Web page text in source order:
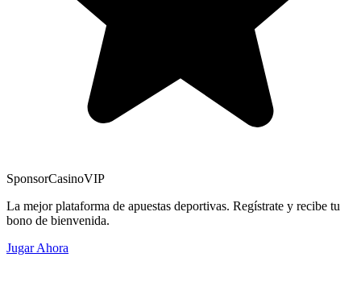
SponsorCasinoVIP
La mejor plataforma de apuestas deportivas. Regístrate y recibe tu
bono de bienvenida.
Jugar Ahora